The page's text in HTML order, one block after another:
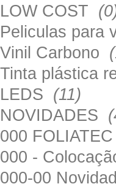
LOW COST
Peliculas para
Vinil Carbono
Tinta plástica
LEDS (11)
NOVIDADES
000 FOLIATEC
000 -
000-00